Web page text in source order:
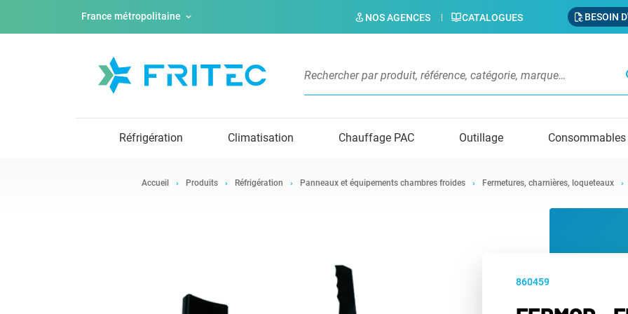
France métropolitaine NOS AGENCES CATALOGUES BESOIN
Réfrigération Climatisation Chauffage PAC Outillage Consommables
Accueil Produits Réfrigération Panneaux et équipements chambres froides Fermetures, charnières, loqueteaux
860459